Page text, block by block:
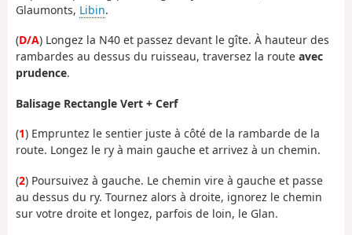
Glaumonts, Libin.
(D/A) Longez la N40 et passez devant le gîte. À hauteur des
rambardes au dessus du ruisseau, traversez la route avec
prudence.
Balisage Rectangle Vert + Cerf
(1) Empruntez le sentier juste à côté de la rambarde de la
route. Longez le ry à main gauche et arrivez à un chemin.
(2) Poursuivez à gauche. Le chemin vire à gauche et passe
au dessus du ry. Tournez alors à droite, ignorez le chemin
sur votre droite et longez, parfois de loin, le Glan.